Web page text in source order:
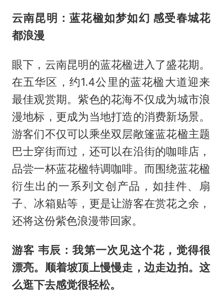
云南昆明：蓝花楹如梦如幻 感受春城花
都浪漫
眼下，云南昆明的蓝花楹进入了盛花期。
在五华区，约1.4公里的蓝花楹大道迎来
最佳观赏期。紫色的花海不仅成为城市浪
漫地标，更成为当地打造的消费新场景。
游客们不仅可以乘坐双层敞篷蓝花楹主题
巴士穿街而过，还可以在沿街的咖啡店，
品尝一杯蓝花楹特调咖啡。而围绕蓝花楹
衍生出的一系列文创产品，如挂件、扇
子、冰箱贴等，更是让游客在赏花之余，
还将这份紫色浪漫带回家。
游客 韦辰：我第一次见这个花，觉得很
漂亮。顺着坡顶上慢慢走，边走边拍。这
么逛下去感觉很轻松。